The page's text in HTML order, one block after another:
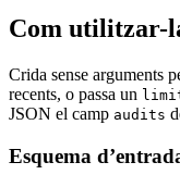
Com utilitzar-
Crida sense arguments
recents, o passa un
JSON el camp audits
Esquema